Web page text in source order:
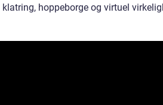
hoppeborge og virtuel